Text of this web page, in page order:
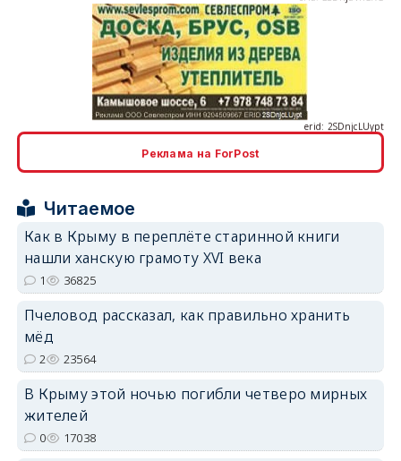
erid: 2SDnjdPjgYS
erid: 2SDnjdvhGXG
Реклама на ForPost
Читаемое
Как в Крыму в переплёте старинной книги
нашли ханскую грамоту XVI века
1 36825
Пчеловод рассказал, как правильно хранить
мёд
2 23564
В Крыму этой ночью погибли четверо мирных
жителей
0 17038